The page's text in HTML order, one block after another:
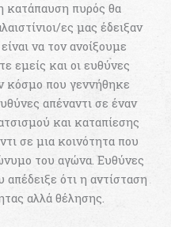
κατάπαυση πυρός θα
ες μας έδειξαν
να τον ανοίξουμε
εμείς και οι ευθύνες
κόσμο που γεννήθηκε
απέναντι σε έναν
και καταπίεσης
σε μια κοινότητα που
του αγώνα. Ευθύνες
απέδειξε ότι η αντίσταση
αλλά θέλησης.